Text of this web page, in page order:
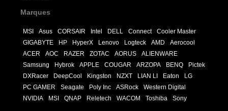
Marques
MSI Asus CORSAIR Intel DELL Connect
Cooler Master
GIGABYTE
HP HyperX Lenovo Logteck AMD
Aerocool
ACER
AOC RAZER ZOTAC AORUS
ALIENWARE
Samsung
Hybrok APPLE COUGAR ARZOPA BENQ
Pictek
DXRacer
DeepCool Kingston NZXT LIAN LI Eaton
LG
PC GAMER
Seagate Poly Inc ASRock
Western Digital
NVIDIA
MSI QNAP Reletech WACOM Toshiba Sony